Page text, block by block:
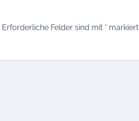
Erforderliche Felder sind mit * markiert